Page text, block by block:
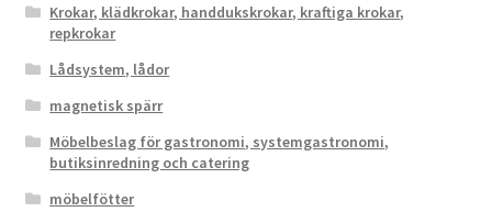
Krokar, klädkrokar, handdukskrokar, kraftiga krokar,
repkrokar
Lådsystem, lådor
magnetisk spärr
Möbelbeslag för gastronomi, systemgastronomi,
butiksinredning och catering
möbelfötter